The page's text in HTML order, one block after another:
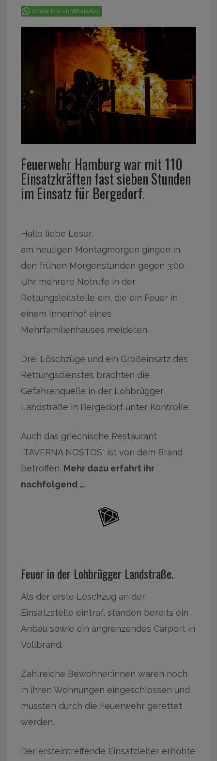
Share this on WhatsApp
Feuerwehr Hamburg war mit 110
Einsatzkräften fast sieben Stunden
im Einsatz für Bergedorf.
Hallo liebe Leser,
am heutigen Montagmorgen gingen in
den frühen Morgenstunden gegen 3:00
Uhr mehrere Notrufe in der
Rettungsleitstelle ein, die ein Feuer in
einem Innenhof eines
Mehrfamilienhauses meldeten.
Drei Löschzüge und ein Großeinsatz des
Rettungsdienstes brachten die
Gefahrenquelle in der Lohbrügger
Landstraße in Bergedorf unter Kontrolle.
Auch das griechische Restaurant
„TAVERNA NOSTOS“ ist von dem Brand
betroffen. Mehr dazu erfahrt ihr
nachfolgend …
Feuer in der Lohbrügger Landstraße.
Als der erste Löschzug an der
Einsatzstelle eintraf, standen bereits ein
Anbau sowie ein angrenzendes Carport in
Vollbrand.
Zahlreiche Bewohner:innen waren noch
in ihren Wohnungen eingeschlossen und
mussten durch die Feuerwehr gerettet
werden.
Der ersteintreffende Einsatzleiter erhöhte